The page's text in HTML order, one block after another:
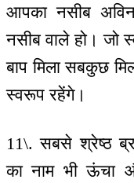
आपका नसीब
नसीब वाले हो। जो
बाप मिला सबकुछ
स्वरूप रहेंगे।
11\. सबसे श्रेष्ठ
का नाम भी ऊंचा